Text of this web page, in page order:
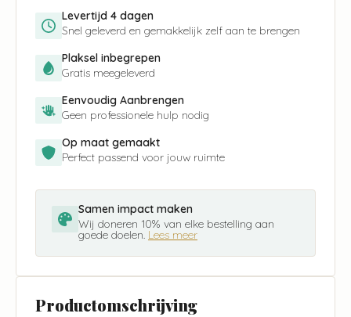
Levertijd 4 dagen
Snel geleverd en gemakkelijk zelf aan te brengen
Plaksel inbegrepen
Gratis meegeleverd
Eenvoudig Aanbrengen
Geen professionele hulp nodig
Op maat gemaakt
Perfect passend voor jouw ruimte
Samen impact maken
Wij doneren 10% van elke bestelling aan
goede doelen. Lees meer
Productomschrijving